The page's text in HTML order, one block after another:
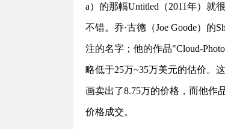
a）的那幅Untitled（2011年）就
不错。乔·古德（Joe Goode）的
注的名字；他的作品"Cloud-
略低于25万~35万美元的估价。
画卖出了8.75万的价格，而他作
价格成交。